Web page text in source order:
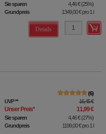
Sie sparen 4,46 €(25%)
Grundpreis
1349,00 €pro 1 l
Details
6
UVP** 16,45 €
Unser Preis* 11,99 €
Sie sparen 4,46 €(27%)
Grundpreis
1199,00 €pro 1 l